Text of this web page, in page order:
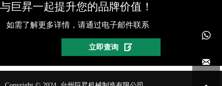
与巨昇一起提升您的品牌价值！
如需了解更多详情，请通过电子邮件联系
立即查询 

